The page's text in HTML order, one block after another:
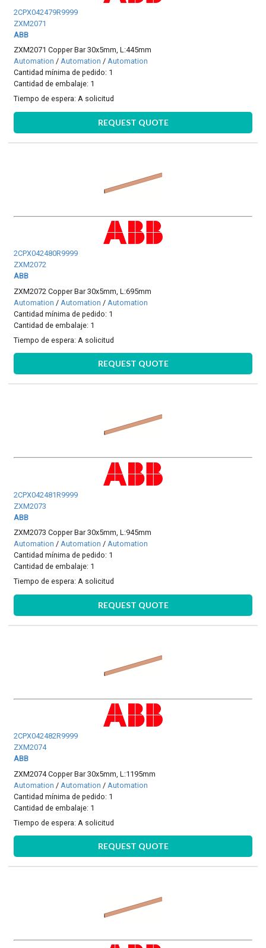
2CPX042479R9999
ZXM2071
ABB
ZXM2071 Copper Bar 30x5mm, L:445mm
Automation /Automation /Automation
Cantidad mínima de pedido: 1
Cantidad de embalaje: 1
Tiempo de espera:A solicitud
REQUEST QUOTE
2CPX042480R9999
ZXM2072
ABB
ZXM2072 Copper Bar 30x5mm, L:695mm
Automation / Automation / Automation
Cantidad mínima de pedido: 1
Cantidad de embalaje: 1
Tiempo de espera: A solicitud
REQUEST QUOTE
2CPX042481R9999
ZXM2073
ABB
ZXM2073 Copper Bar 30x5mm, L:945mm
Automation /Automation /Automation
Cantidad mínima de pedido: 1
Cantidad de embalaje: 1
Tiempo de espera:A solicitud
REQUEST QUOTE
2CPX042482R9999
ZXM2074
ABB
ZXM2074 Copper Bar 30x5mm, L:1195mm
Automation / Automation / Automation
Cantidad mínima de pedido: 1
Cantidad de embalaje: 1
Tiempo de espera: A solicitud
REQUEST QUOTE